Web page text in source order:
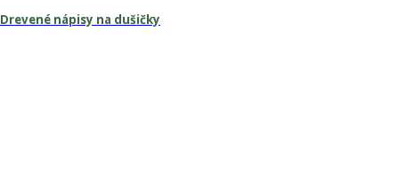
Drevené nápisy na dušičky